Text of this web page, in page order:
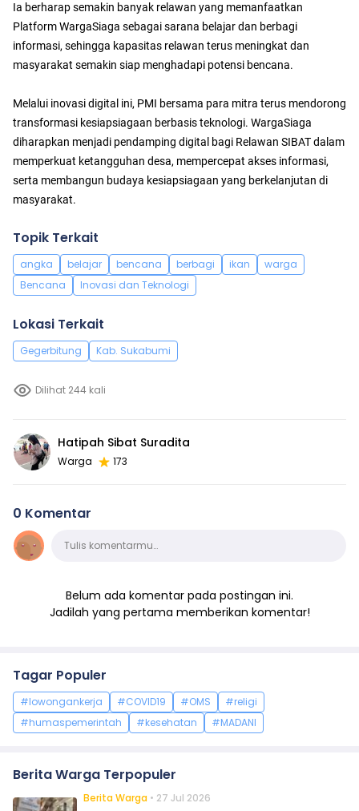
Ia berharap semakin banyak relawan yang memanfaatkan
Platform WargaSiaga sebagai sarana belajar dan berbagi
informasi, sehingga kapasitas relawan terus meningkat dan
masyarakat semakin siap menghadapi potensi bencana.
Melalui inovasi digital ini, PMI bersama para mitra terus mendorong
transformasi kesiapsiagaan berbasis teknologi. WargaSiaga
diharapkan menjadi pendamping digital bagi Relawan SIBAT dalam
memperkuat ketangguhan desa, mempercepat akses informasi,
serta membangun budaya kesiapsiagaan yang berkelanjutan di
masyarakat.
Topik Terkait
angka belajar bencana berbagi ikan
warga
Bencana
Inovasi dan Teknologi
Lokasi Terkait
Gegerbitung Kab. Sukabumi
Dilihat 244 kali
Hatipah Sibat Suradita
Warga 173
0 Komentar
KomentarTulis komentarmu…
Belum ada komentar pada postingan ini.
Jadilah yang pertama memberikan komentar!
Tagar Populer
#lowongankerja #COVID19 #OMS
#religi
#humaspemerintah
#kesehatan #MADANI
Berita Warga Terpopuler
Berita Warga • 27 Jul 2026